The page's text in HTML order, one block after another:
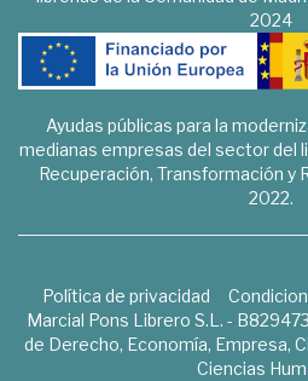
2024
Ayudas públicas para la
medianas empresas del sector del
Recuperación, Transformación y
2022.
Política de privacidad
Marcial Pons Librero S.L. -
de Derecho, Economía, Empresa,
Ciencias